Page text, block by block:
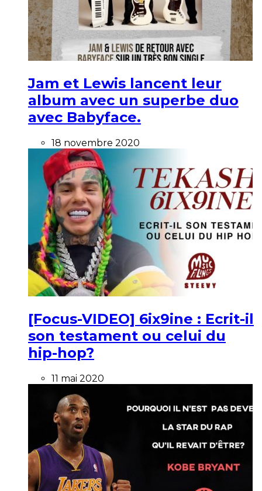
Jam et Lewis lancent leur
album avec un superbe duo
avec Babyface.
18 novembre 2020
[Focus-VIDEO] 6ix9ine : Ecrit-il
son testament ou celui du
hip-hop?
11 mai 2020